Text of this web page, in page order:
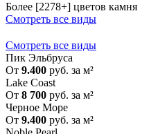
Более [2278+] цветов камня
Смотреть все виды
Смотреть все виды
Пик Эльбруса
От 9.400 руб. за м²
Lake Coast
От 8 700 руб. за м²
Черное Море
От 9.400 руб. за м²